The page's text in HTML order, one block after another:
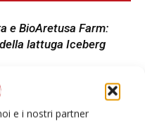
e i nostri partner
e BioAretusa Farm:
lattuga Iceberg
oltre 2.700
vegetali trasformate